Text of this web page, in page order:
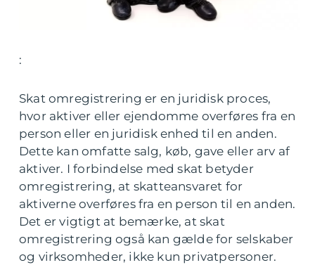
:
Skat omregistrering er en juridisk proces,
hvor aktiver eller ejendomme overføres fra en
person eller en juridisk enhed til en anden.
Dette kan omfatte salg, køb, gave eller arv af
aktiver. I forbindelse med skat betyder
omregistrering, at skatteansvaret for
aktiverne overføres fra en person til en anden.
Det er vigtigt at bemærke, at skat
omregistrering også kan gælde for selskaber
og virksomheder, ikke kun privatpersoner.